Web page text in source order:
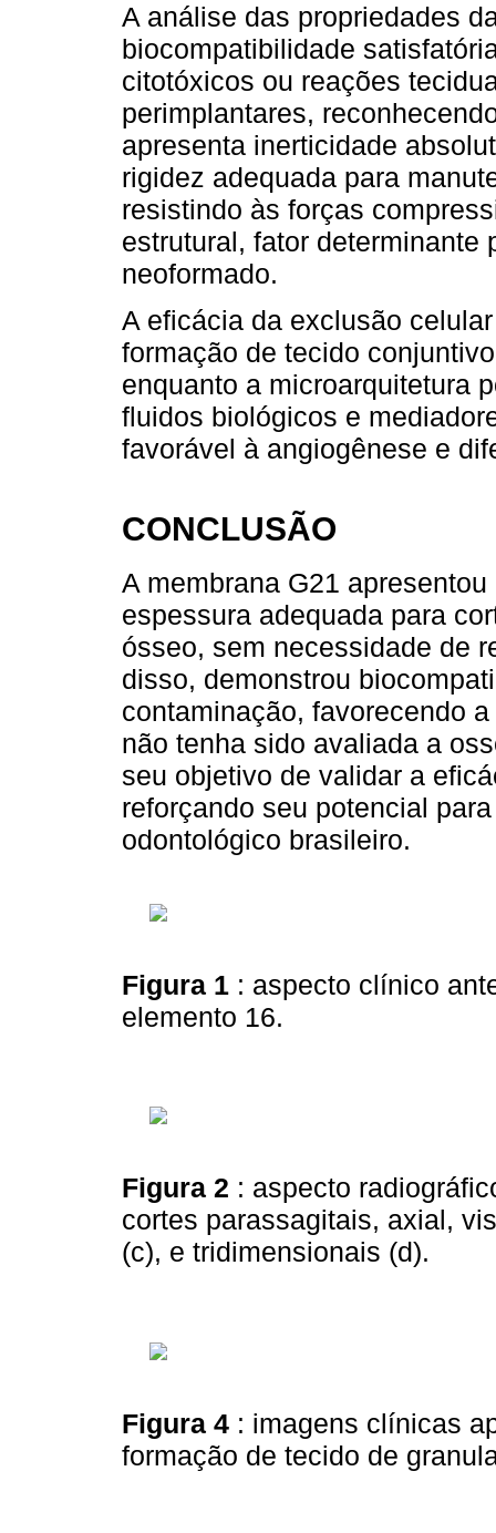
A análise das propriedades
biocompatibilidade
citotóxicos ou reações
perimplantares,
apresenta inerticidade
rigidez adequada para
resistindo às forças
estrutural, fator determinante
neoformado.
A eficácia da exclusão
formação de tecido
enquanto a microarquitetura
fluidos biológicos e
favorável à angiogênese e
CONCLUSÃO
A membrana G21
espessura adequada para
ósseo, sem necessidade de
disso, demonstrou
contaminação, favorecendo
não tenha sido avaliada a
seu objetivo de validar a
reforçando seu potencial
odontológico brasileiro.
Figura 1 : aspecto clínico
elemento 16.
Figura 2 : aspecto
cortes parassagitais, axial,
(c), e tridimensionais (d).
Figura 4 : imagens clínicas
formação de tecido de